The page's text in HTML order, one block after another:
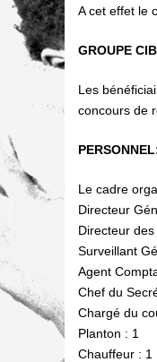
A cet effet le
GROUPE
Les
concours de
Le cadre
Directeur
Directeur des
Surveillant
Agent
Chef du
Chargé du
Planton : 1
Chauffeur : 1